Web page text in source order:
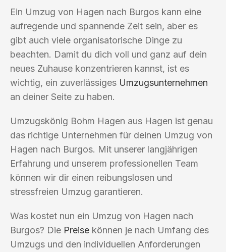
Ein Umzug von Hagen nach Burgos kann eine
aufregende und spannende Zeit sein, aber es
gibt auch viele organisatorische Dinge zu
beachten. Damit du dich voll und ganz auf dein
neues Zuhause konzentrieren kannst, ist es
wichtig, ein zuverlässiges Umzugsunternehmen
an deiner Seite zu haben.
Umzugskönig Bohm Hagen aus Hagen ist genau
das richtige Unternehmen für deinen Umzug von
Hagen nach Burgos. Mit unserer langjährigen
Erfahrung und unserem professionellen Team
können wir dir einen reibungslosen und
stressfreien Umzug garantieren.
Was kostet nun ein Umzug von Hagen nach
Burgos? Die Preise können je nach Umfang des
Umzugs und den individuellen Anforderungen